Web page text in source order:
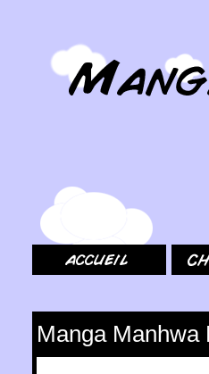
Manga Manhwa